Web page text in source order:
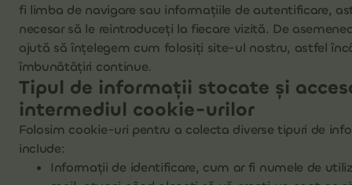
fi limba de navigare sau informațiile de autentificare,
necesar să le reintroduceți la fiecare vizită. De
ajută să înțelegem cum folosiți site-ul nostru, astfel
îmbunătățiri continue.
Tipul de informații stocate și
intermediul cookie-urilor
Folosim cookie-uri pentru a colecta diverse tipuri de
include:
Informații de identificare, cum ar fi numele de